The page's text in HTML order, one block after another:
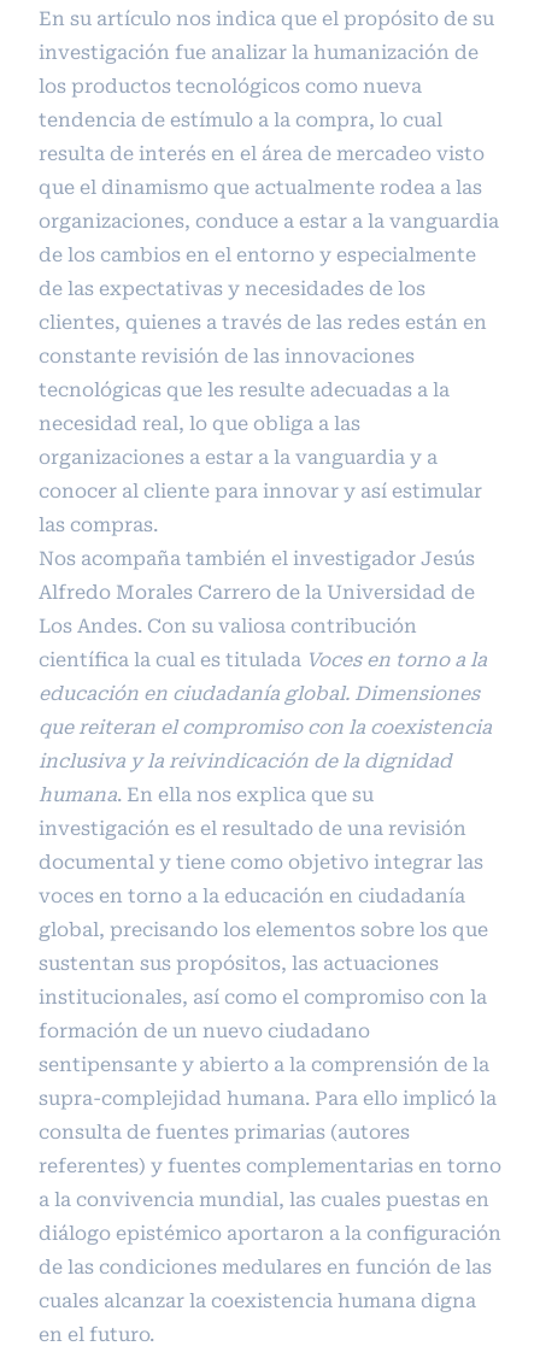
En su artículo nos indica que el propósito de su
investigación fue analizar la humanización de
los productos tecnológicos como nueva
tendencia de estímulo a la compra, lo cual
resulta de interés en el área de mercadeo visto
que el dinamismo que actualmente rodea a las
organizaciones, conduce a estar a la vanguardia
de los cambios en el entorno y especialmente
de las expectativas y necesidades de los
clientes, quienes a través de las redes están en
constante revisión de las innovaciones
tecnológicas que les resulte adecuadas a la
necesidad real, lo que obliga a las
organizaciones a estar a la vanguardia y a
conocer al cliente para innovar y así estimular
las compras.
Nos acompaña también el investigador Jesús
Alfredo Morales Carrero de la Universidad de
Los Andes. Con su valiosa contribución
científica la cual es titulada Voces en torno a la
educación en ciudadanía global. Dimensiones
que reiteran el compromiso con la coexistencia
inclusiva y la reivindicación de la dignidad
humana. En ella nos explica que su
investigación es el resultado de una revisión
documental y tiene como objetivo integrar las
voces en torno a la educación en ciudadanía
global, precisando los elementos sobre los que
sustentan sus propósitos, las actuaciones
institucionales, así como el compromiso con la
formación de un nuevo ciudadano
sentipensante y abierto a la comprensión de la
supra-complejidad humana. Para ello implicó la
consulta de fuentes primarias (autores
referentes) y fuentes complementarias en torno
a la convivencia mundial, las cuales puestas en
diálogo epistémico aportaron a la configuración
de las condiciones medulares en función de las
cuales alcanzar la coexistencia humana digna
en el futuro.